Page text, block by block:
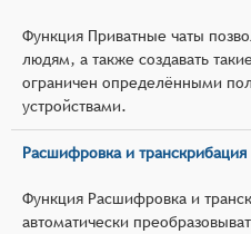
Функция Приватные чаты
людям, а также создавать
ограничен определёнными
устройствами.
Расшифровка и транскрибация
Функция Расшифровка и
автоматически